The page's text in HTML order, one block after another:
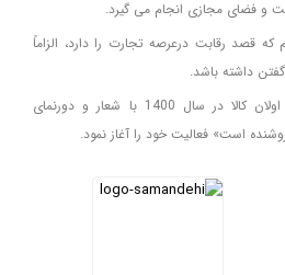
و فضای مجازی انجام می گیرد.
قصد رقابت درعرصه تجارت را دارد، الزاماً
داشته باشد.
براین اساس، فروشگاه اینترنتی اولان کالا در سال 1400 با شعار و دورنمای
است» فعالیت خود را آغاز نمود.